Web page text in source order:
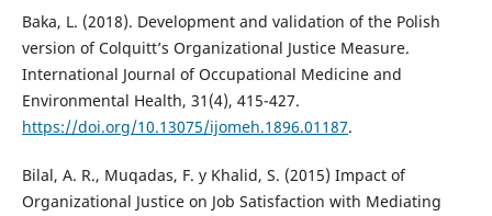
Baka, L. (2018). Development and validation of the Polish
version of Colquitt’s Organizational Justice Measure.
International Journal of Occupational Medicine and
Environmental Health, 31(4), 415-427.
https://doi.org/10.13075/ijomeh.1896.01187.
Bilal, A. R., Muqadas, F. y Khalid, S. (2015) Impact of
Organizational Justice on Job Satisfaction with Mediating